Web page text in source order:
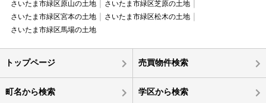
さいたま市緑区原山の土地
さいたま市緑区芝原の土地
さいたま市緑区宮本の土地
さいたま市緑区松木の土地
さいたま市緑区馬場の土地
トップページ 売買物件検索
町名から検索 学区から検索